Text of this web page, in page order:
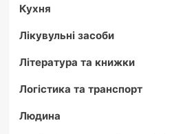
Кухня
Лікувульні засоби
Література та книжки
Логістика та транспорт
Людина